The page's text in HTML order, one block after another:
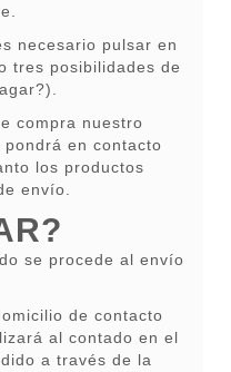
necesario pulsar en
tres posibilidades de
compra nuestro
en contacto
los productos
envío.
se procede al envío
de contacto
al contado en el
a través de la